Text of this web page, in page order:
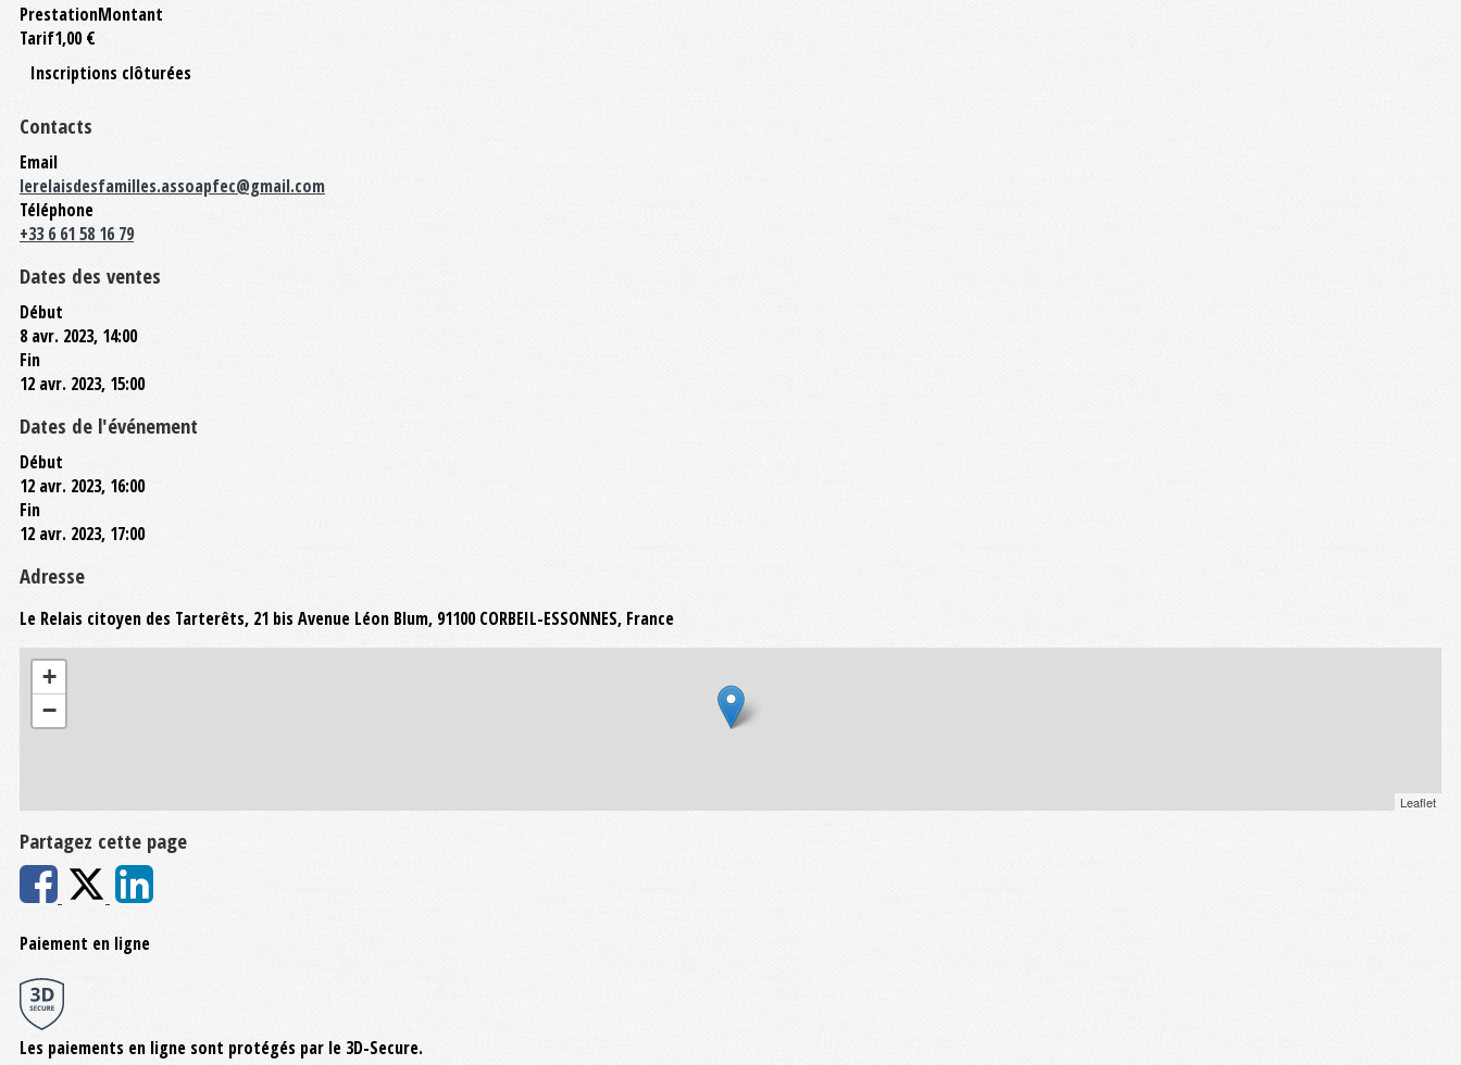
PrestationMontant
Tarif1,00 €
Inscriptions clôturées
Contacts
Email
lerelaisdesfamilles.assoapfec@gmail.com
Téléphone
+33 6 61 58 16 79
Dates des ventes
Début
8 avr. 2023, 14:00
Fin
12 avr. 2023, 15:00
Dates de l'événement
Début
12 avr. 2023, 16:00
Fin
12 avr. 2023, 17:00
Adresse
Le Relais citoyen des Tarterêts, 21 bis Avenue Léon Blum, 91100 CORBEIL-ESSONNES, France
+
−
Leaflet
Partagez cette page
Paiement en ligne
Les paiements en ligne sont protégés par le 3D-Secure.